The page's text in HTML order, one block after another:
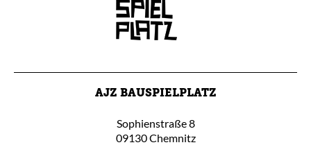
AJZ BAUSPIELPLATZ
Sophienstraße 8
09130 Chemnitz